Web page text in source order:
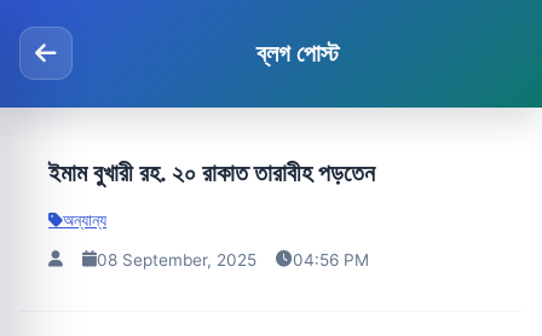
ব্লগ পোস্ট
ইমাম বুখারী রহ. ২০ রাকাত তারাবীহ পড়তেন
অন্যান্য
08 September, 2025 04:56 PM